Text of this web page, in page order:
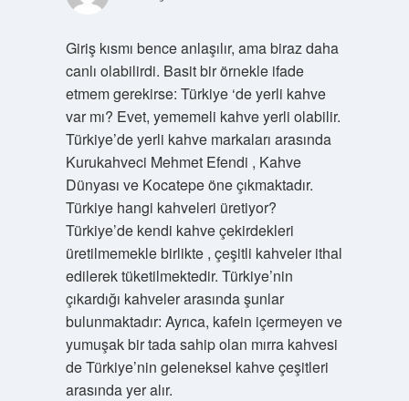
Giriş kısmı bence anlaşılır, ama biraz daha
canlı olabilirdi. Basit bir örnekle ifade
etmem gerekirse: Türkiye ‘de yerli kahve
var mı? Evet, yememeli kahve yerli olabilir.
Türkiye’de yerli kahve markaları arasında
Kurukahveci Mehmet Efendi , Kahve
Dünyası ve Kocatepe öne çıkmaktadır.
Türkiye hangi kahveleri üretiyor?
Türkiye’de kendi kahve çekirdekleri
üretilmemekle birlikte , çeşitli kahveler ithal
edilerek tüketilmektedir. Türkiye’nin
çıkardığı kahveler arasında şunlar
bulunmaktadır: Ayrıca, kafein içermeyen ve
yumuşak bir tada sahip olan mırra kahvesi
de Türkiye’nin geleneksel kahve çeşitleri
arasında yer alır.